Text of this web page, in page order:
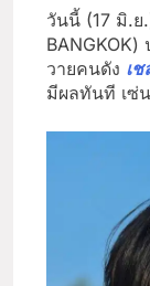
วันนี้ (17 มิ.ย
วายคนดัง เ
มีผลทันที เซ่